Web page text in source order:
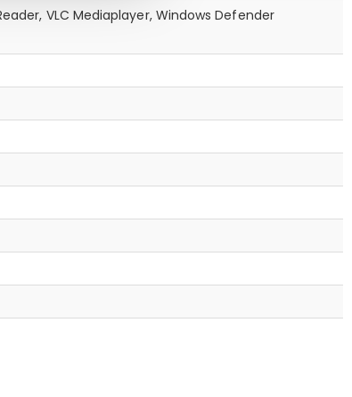
VLC Mediaplayer, Windows Defender